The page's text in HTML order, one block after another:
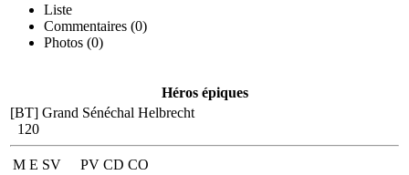
Liste
Commentaires (0)
Photos (0)
Héros épiques
[BT] Grand Sénéchal Helbrecht
120
M E SV PV CD CO